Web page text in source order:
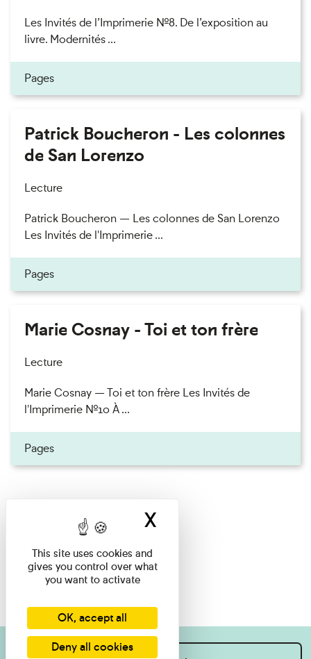
Les Invités de l’Imprimerie n°8. De l’exposition au
livre. Modernités ...
Pages
Patrick Boucheron - Les colonnes
de San Lorenzo
Lecture
Patrick Boucheron — Les colonnes de San Lorenzo
Les Invités de l'Imprimerie ...
Pages
Marie Cosnay - Toi et ton frère
Lecture
Marie Cosnay — Toi et ton frère Les Invités de
l'Imprimerie n°10 À ...
Pages
This site uses cookies and
gives you control over what
you want to activate
OK, accept all
Deny all cookies
X